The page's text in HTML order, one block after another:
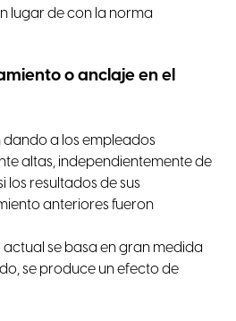
lugar de con la norma
o anclaje en el
dando a los empleados
altas, independientemente de
los resultados de sus
anteriores fueron
se basa en gran medida
se produce un efecto de